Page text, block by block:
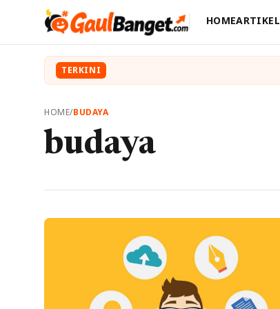
HOMEARTIKEL
TERKINI
HOME/BUDAYA
budaya